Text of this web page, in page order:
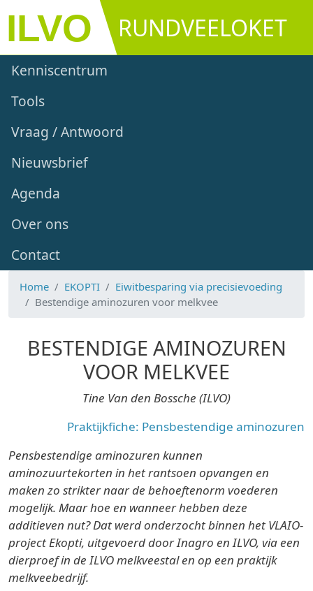
Overslaan en naar de inhoud gaan
RUNDVEELOKET
Main navigation
Kenniscentrum
Tools
Vraag / Antwoord
Nieuwsbrief
Agenda
Over ons
Contact
Home EKOPTI
Eiwitbesparing via precisievoeding
Bestendige aminozuren voor melkvee
BESTENDIGE AMINOZUREN
VOOR MELKVEE
Tine Van den Bossche (ILVO)
Praktijkfiche: Pensbestendige aminozuren
Pensbestendige aminozuren kunnen
aminozuurtekorten in het rantsoen opvangen en
maken zo strikter naar de behoeftenorm voederen
mogelijk. Maar hoe en wanneer hebben deze
additieven nut? Dat werd onderzocht binnen het VLAIO-
project Ekopti, uitgevoerd door Inagro en ILVO, via een
dierproef in de ILVO melkveestal en op een praktijk
melkveebedrijf.